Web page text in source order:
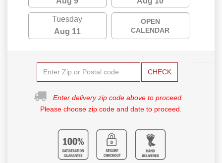
Tuesday
Aug 11
OPEN
CALENDAR
CHECK
Enter delivery zip code above to proceed.
Please choose zip code and date to proceed.